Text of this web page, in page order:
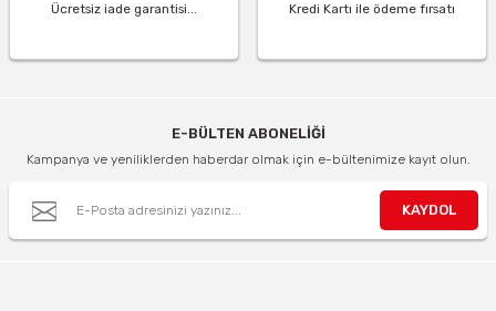
Ücretsiz iade garantisi... Kredi Kartı ile ödeme fırsatı
E-BÜLTEN ABONELİĞİ
Kampanya ve yeniliklerden haberdar olmak için e-bültenimize kayıt olun.
KAYDOL